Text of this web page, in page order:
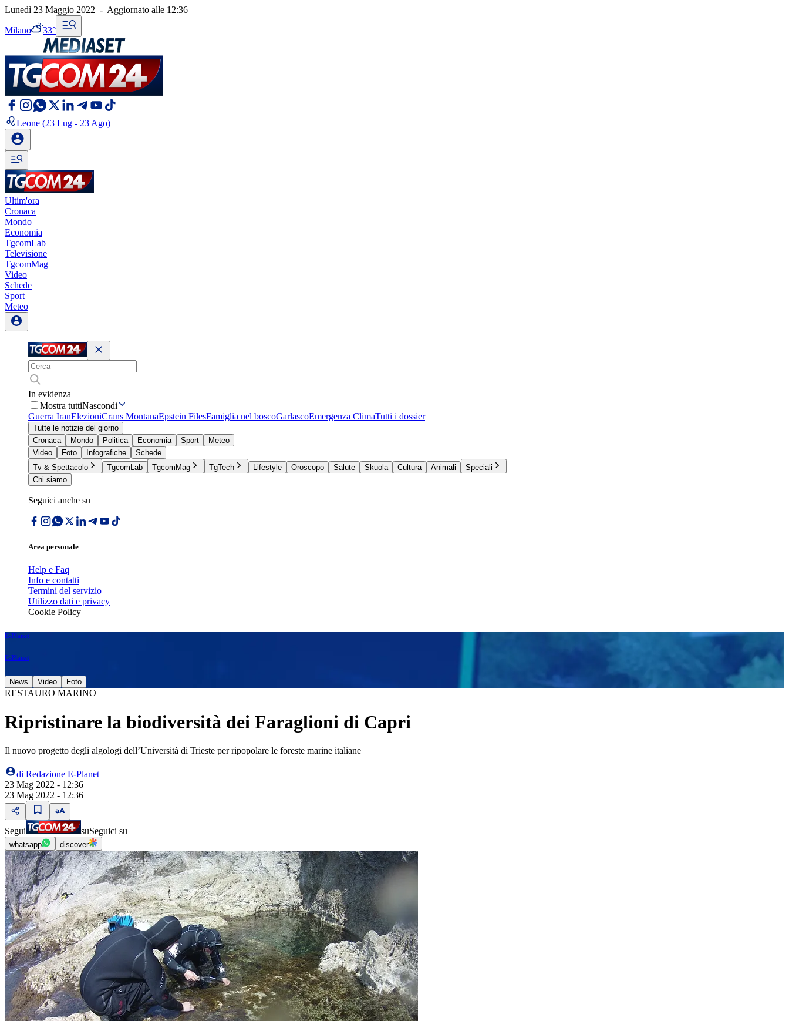
Lunedì 23 Maggio 2022 - Aggiornato alle 12:36
Milano 33°
Leone (23 Lug - 23 Ago)
Ultim'ora
Cronaca
Mondo
Economia
TgcomLab
Televisione
TgcomMag
Video
Schede
Sport
Meteo
In evidenza
Mostra tuttiNascondi
Guerra IranElezioniCrans MontanaEpstein FilesFamiglia nel boscoGarlascoEmergenza ClimaTutti i dossier
Tutte le notizie del giorno
Cronaca
Mondo Politica Economia Sport
Meteo
Video
Foto Infografiche
Schede
Tv & Spettacolo
TgcomLab TgcomMag TgTech Lifestyle Oroscopo Salute Skuola Cultura Animali
Speciali
Chi siamo
Seguici anche su
Area personale
Help e Faq
Info e contatti
Termini del servizio
Utilizzo dati e privacy
Cookie Policy
E-Planet
E-Planet
News Video Foto
RESTAURO MARINO
Ripristinare la biodiversità dei Faraglioni di Capri
Il nuovo progetto degli algologi dell’Università di Trieste per ripopolare le foreste marine italiane
di Redazione E-Planet
23 Mag 2022 - 12:36
23 Mag 2022 - 12:36
Segui suSeguici su
whatsapp discover